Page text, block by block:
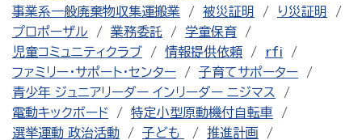
事業系一般廃棄物収集運搬業
被災証明
り災証明
プロポーザル
業務委託
学童保育
児童コミュニティクラブ
情報提供依頼
rfi
ファミリー・サポート・センター
子育てサポーター
青少年 ジュニアリーダー インリーダー ニジマス
電動キックボード
特定小型原動機付自転車
選挙運動 政治活動
子ども
推進計画